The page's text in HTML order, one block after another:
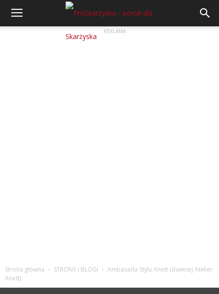
REKLAMA
Strona główna STRONY i BLOGI
Ambasada Stylu Anett (dawniej Atelier
Anett)